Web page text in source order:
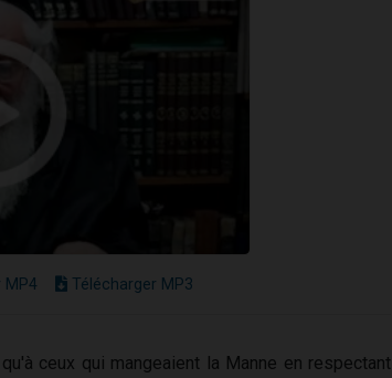
MP4 Télécharger MP3
ceux qui mangeaient la Manne en respectant